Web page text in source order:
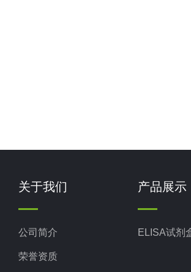
关于我们
公司简介
荣誉资质
产品展示
ELISA试剂